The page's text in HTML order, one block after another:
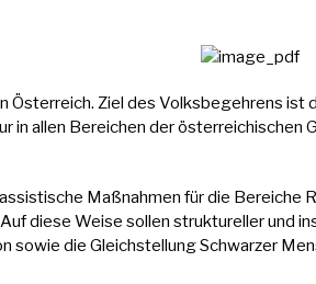
Österreich. Ziel des Volksbegehrens ist
in allen Bereichen der österreichischen
Maßnahmen für die Bereiche
diese Weise sollen struktureller und
sowie die Gleichstellung Schwarzer